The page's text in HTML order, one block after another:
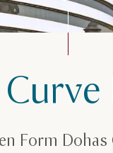
Form